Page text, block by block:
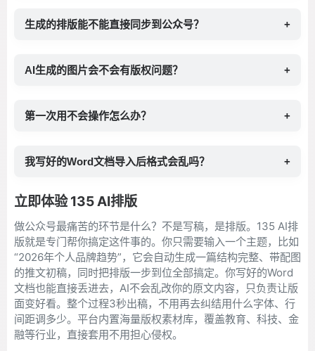
生成的排版能不能直接同步到公众号？ +
AI生成的图片会不会有版权问题？ +
第一次用不会操作怎么办？ +
我写好的Word文档导入后格式会乱吗？ +
立即体验 135 AI排版
做公众号最痛苦的环节是什么？不是写稿，是排版。135 AI排
版就是专门帮你搞定这件事的。你只需要输入一个主题，比如
“2026年个人品牌趋势”，它会自动生成一篇结构完整、带配图
的推文初稿，同时把排版一步到位全部搞定。你写好的Word
文档也能直接丢进去，AI不会乱改你的原文内容，只负责让版
面变好看。整个过程3秒出稿，不用再去纠结用什么字体、行
间距调多少。平台内置海量版权素材库，覆盖教育、科技、金
融等行业，直接套用不用担心侵权。